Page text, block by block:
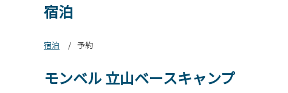
宿泊
宿泊
予約
モンベル 立山ベースキャンプ